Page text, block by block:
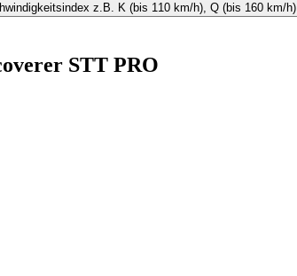
z.B. K (bis 110 km/h), Q (bis 160 km/h)
STT PRO